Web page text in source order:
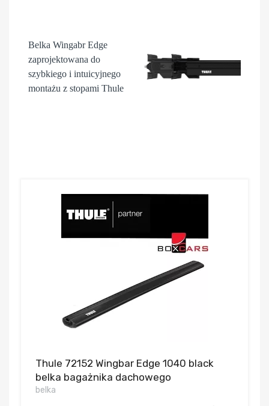
Belka Wingabr Edge
zaprojektowana do
szybkiego i intuicyjnego
montażu z stopami Thule
Thule 72152 Wingbar Edge 1040 black
belka bagażnika dachowego
belka